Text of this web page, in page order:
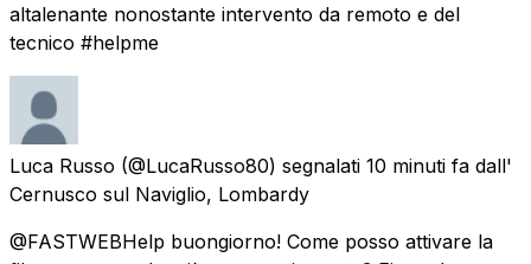
altalenante nonostante intervento da remoto e del
tecnico #helpme
Luca Russo (@LucaRusso80) segnalati 10 minuti fa dall'
Cernusco sul Naviglio, Lombardy
@FASTWEBHelp buongiorno! Come posso attivare la